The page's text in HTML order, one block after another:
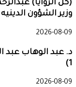
(كل الزوايا)
وزير الشؤون
2026-08-09
د. عبد الوهاب عبد
1)
2026-08-09